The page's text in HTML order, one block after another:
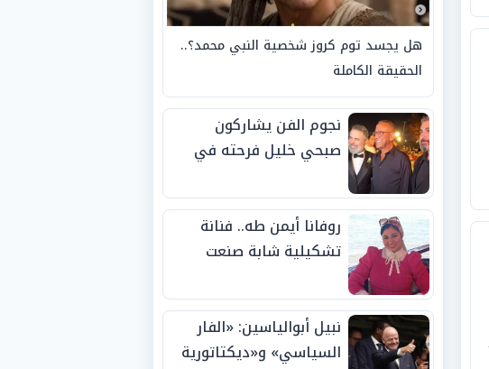
هل يجسد توم كروز شخصية النبي محمد؟..
الحقيقة الكاملة
نجوم الفن يشاركون
صبحي خليل فرحته في
روفانا أيمن طه.. فنانة
تشكيلية شابة صنعت
الجوائز منذ الصغر
نبيل أبوالياسين: «الفار
السياسي» و«ديكتاتورية